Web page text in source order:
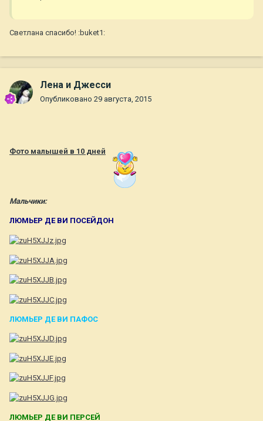
Светлана спасибо! :buket1:
Лена и Джесси
Опубликовано 29 августа, 2015
Фото малышей в 10 дней
Мальчики:
ЛЮМЬЕР ДЕ ВИ ПОСЕЙДОН
ЛЮМЬЕР ДЕ ВИ ПАФОС
ЛЮМЬЕР ДЕ ВИ ПЕРСЕЙ